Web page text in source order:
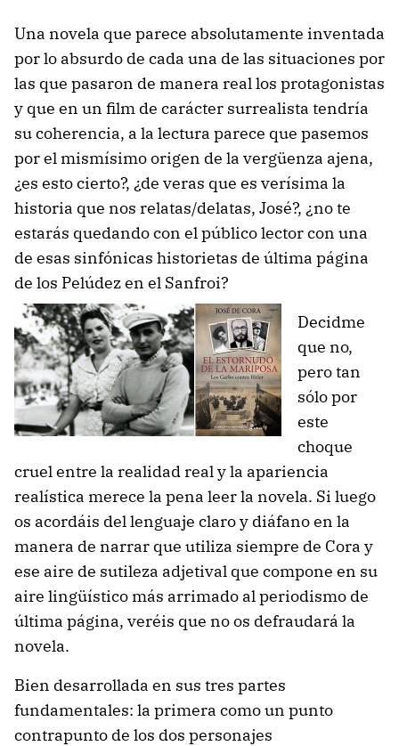
Una novela que parece absolutamente inventada
por lo absurdo de cada una de las situaciones por
las que pasaron de manera real los protagonistas
y que en un film de carácter surrealista tendría
su coherencia, a la lectura parece que pasemos
por el mismísimo origen de la vergüenza ajena,
¿es esto cierto?, ¿de veras que es verísima la
historia que nos relatas/delatas, José?, ¿no te
estarás quedando con el público lector con una
de esas sinfónicas historietas de última página
de los Pelúdez en el Sanfroi?
Decidme
que no,
pero tan
sólo por
este
choque
cruel entre la realidad real y la apariencia
realística merece la pena leer la novela. Si luego
os acordáis del lenguaje claro y diáfano en la
manera de narrar que utiliza siempre de Cora y
ese aire de sutileza adjetival que compone en su
aire lingüístico más arrimado al periodismo de
última página, veréis que no os defraudará la
novela.
Bien desarrollada en sus tres partes
fundamentales: la primera como un punto
contrapunto de los dos personajes